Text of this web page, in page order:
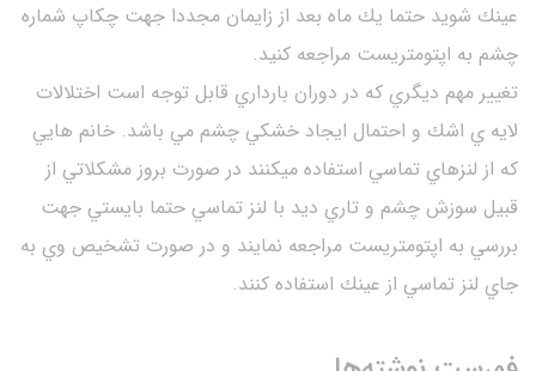
عينك شويد حتما يك ماه بعد از زايمان مجددا جهت چكاپ شماره
چشم به اپتومتريست مراجعه كنيد.
تغيير مهم ديگري كه در دوران بارداري قابل توجه است اختلالات
لايه ي اشك و احتمال ايجاد خشكي چشم مي باشد. خانم هايي
كه از لنزهاي تماسي استفاده ميكنند در صورت بروز مشكلاتي از
قبيل سوزش چشم و تاري ديد با لنز تماسي حتما بايستي جهت
بررسي به اپتومتريست مراجعه نمايند و در صورت تشخيص وي به
جاي لنز تماسي از عينك استفاده كنند.